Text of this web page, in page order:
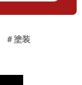
＃塗装